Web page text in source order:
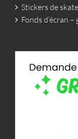
Stickers de
Fonds d’écran